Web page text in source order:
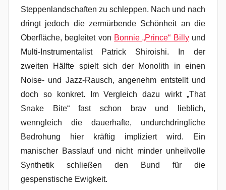
Steppenlandschaften zu schleppen. Nach und nach
dringt jedoch die zermürbende Schönheit an die
Oberfläche, begleitet von Bonnie „Prince“ Billyund
Multi-Instrumentalist Patrick Shiroishi. In der
zweiten Hälfte spielt sich der Monolith in einen
Noise- und Jazz-Rausch, angenehm entstellt und
doch so konkret. Im Vergleich dazu wirkt „That
Snake Bite“ fast schon brav und lieblich,
wenngleich die dauerhafte, undurchdringliche
Bedrohung hier kräftig impliziert wird. Ein
manischer Basslauf und nicht minder unheilvolle
Synthetik schließen den Bund für die
gespenstische Ewigkeit.